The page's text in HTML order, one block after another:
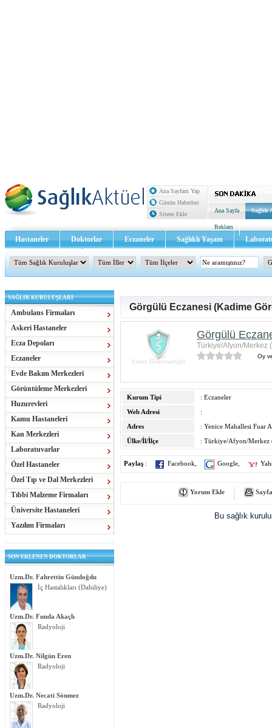
Ana Sayfam Yap
Günün Haberleri
Sitene Ekle
Ana Sayfa Sağlık
Reklam
Hastaneler Doktorlar Eczaneler Sağlıklı Yaşam
Sağlık TV - Video İletişim
SAĞLIK KURULUŞLARI
Ambulans Firmaları
Askeri Hastaneler
Ecza Depoları
Eczaneler
Evde Bakım Merkezleri
Görüntüleme Merkezleri
Huzurevleri
Kamu Hastaneleri
Kan Merkezleri
Laboratuvarlar
Özel Hastaneler
Özel Tıp ve Dal Merkezleri
Tıbbi Malzeme Firmaları
Üniversite Hastaneleri
Yazılım Firmaları
SON EKLENEN DOKTORLAR
Uzm.Dr. Fahrettin Gündoğdu
İç Hastalıkları (Dahiliye)
Uzm.Dr. Funda Akaçlı
Radyoloji
Uzm.Dr. Nilgün Eren
Radyoloji
Uzm.Dr. Necati Sönmez
Radyoloji
Görgülü Eczanesi (Kadime
Görgülü
Türkiye/Afyon/Merkez
Oy
Kurum Tipi
: Eczaneler
Web Adresi
:
Adres
: Yenice Mahallesi Fuar
Ülke/İl/İlçe
: Türkiye/Afyon/Merkez
Paylaş : Facebook Google
Yorum Ekle
Bu sağlık